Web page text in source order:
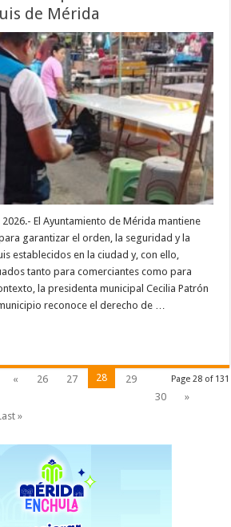
de Mérida
El Ayuntamiento de Mérida mantiene
garantizar el orden, la seguridad y la
establecidos en la ciudad y, con ello,
tanto para comerciantes como para
la presidenta municipal Cecilia Patrón
reconoce el derecho de …
Page 28 of 131
« 26 27 28
29
30
»
»